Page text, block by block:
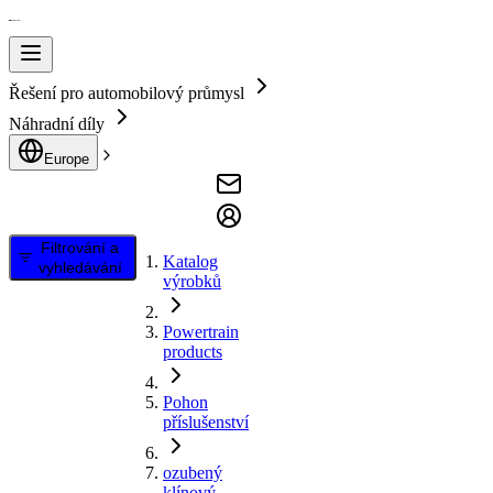
Řešení pro automobilový průmysl
Náhradní díly
Europe
Filtrování a
vyhledávání
Katalog
výrobků
Powertrain
products
Pohon
příslušenství
ozubený